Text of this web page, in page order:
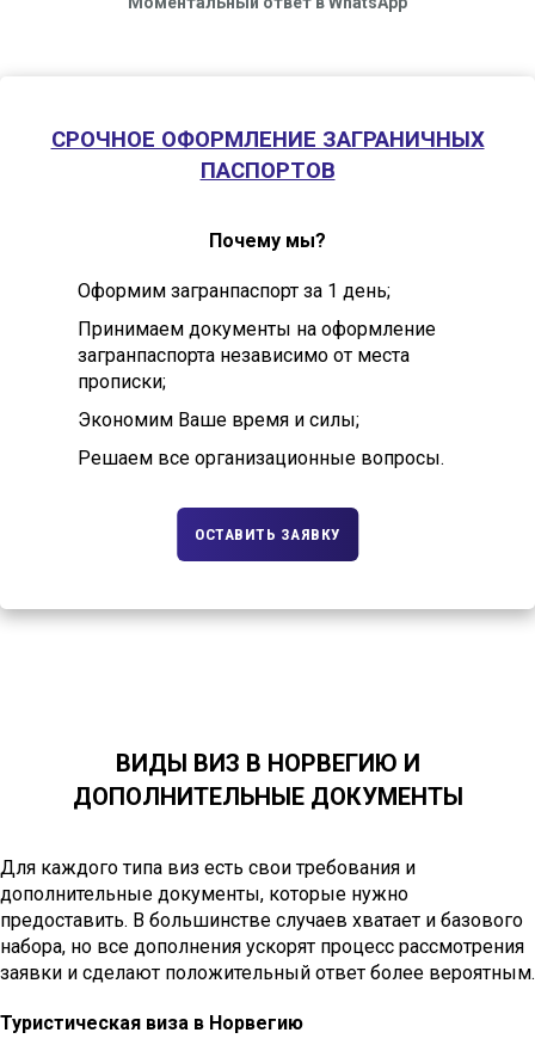
СРОЧНОЕ ОФОРМЛЕНИЕ ЗАГРАНИЧНЫХ
ПАСПОРТОВ
Почему мы?
Оформим загранпаспорт за 1 день;
Принимаем документы на оформление
загранпаспорта независимо от места
прописки;
Экономим Ваше время и силы;
Решаем все организационные вопросы.
ОСТАВИТЬ ЗАЯВКУ
ВИДЫ ВИЗ В НОРВЕГИЮ И
ДОПОЛНИТЕЛЬНЫЕ ДОКУМЕНТЫ
Для каждого типа виз есть свои требования и
дополнительные документы, которые нужно
предоставить. В большинстве случаев хватает и базового
набора, но все дополнения ускорят процесс рассмотрения
заявки и сделают положительный ответ более вероятным.
Туристическая виза в Норвегию